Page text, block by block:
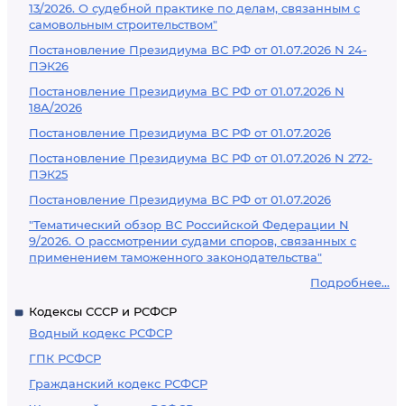
13/2026. О судебной практике по делам, связанным с
самовольным строительством"
Постановление Президиума ВС РФ от 01.07.2026 N 24-
ПЭК26
Постановление Президиума ВС РФ от 01.07.2026 N
18А/2026
Постановление Президиума ВС РФ от 01.07.2026
Постановление Президиума ВС РФ от 01.07.2026 N 272-
ПЭК25
Постановление Президиума ВС РФ от 01.07.2026
"Тематический обзор ВС Российской Федерации N
9/2026. О рассмотрении судами споров, связанных с
применением таможенного законодательства"
Подробнее...
Кодексы СССР и РСФСР
Водный кодекс РСФСР
ГПК РСФСР
Гражданский кодекс РСФСР